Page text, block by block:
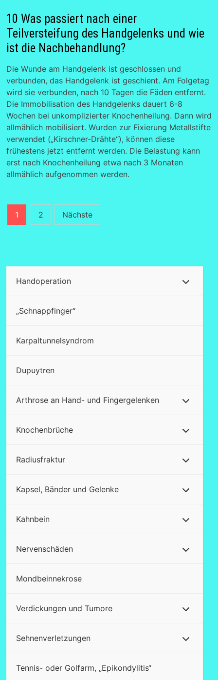
10 Was passiert nach einer
Teilversteifung des Handgelenks und wie
ist die Nachbehandlung?
Die Wunde am Handgelenk ist geschlossen und
verbunden, das Handgelenk ist geschient. Am Folgetag
wird sie verbunden, nach 10 Tagen die Fäden entfernt.
Die Immobilisation des Handgelenks dauert 6-8
Wochen bei unkomplizierter Knochenheilung. Dann wird
allmählich mobilisiert. Wurden zur Fixierung Metallstifte
verwendet („Kirschner-Drähte“), können diese
frühestens jetzt entfernt werden. Die Belastung kann
erst nach Knochenheilung etwa nach 3 Monaten
allmählich aufgenommen werden.
Seitennummerierung
1 2 Nächste
Handoperation
„Schnappfinger“
Karpaltunnelsyndrom
Dupuytren
Arthrose an Hand- und Fingergelenken
Knochenbrüche
Radiusfraktur
Kapsel, Bänder und Gelenke
Kahnbein
Nervenschäden
Mondbeinnekrose
Verdickungen und Tumore
Sehnenverletzungen
Tennis- oder Golfarm, „Epikondylitis“